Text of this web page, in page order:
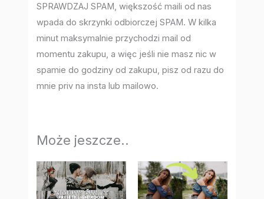
SPRAWDZAJ SPAM, większość maili od nas
wpada do skrzynki odbiorczej SPAM. W kilka
minut maksymalnie przychodzi mail od
momentu zakupu, a więc jeśli nie masz nic w
spamie do godziny od zakupu, pisz od razu do
mnie priv na insta lub mailowo.
Może jeszcze..